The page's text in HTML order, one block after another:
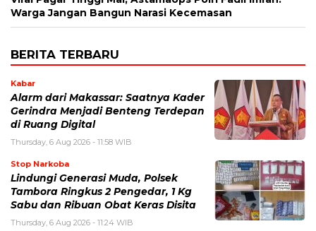
Warga Jangan Bangun Narasi Kecemasan
BERITA TERBARU
Kabar
Alarm dari Makassar: Saatnya Kader
Gerindra Menjadi Benteng Terdepan
di Ruang Digital
Thursday, 6 Aug 2026 - 11:58 WIB
Stop Narkoba
Lindungi Generasi Muda, Polsek
Tambora Ringkus 2 Pengedar, 1 Kg
Sabu dan Ribuan Obat Keras Disita
Thursday, 6 Aug 2026 - 11:24 WIB